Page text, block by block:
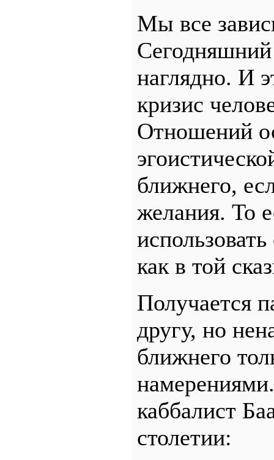
Мы все
Сегодняшний
наглядно. И
кризис
Отношений
ближнего,
желания. То
как в той
Получается
другу, но
ближнего
каббалист
столетии: